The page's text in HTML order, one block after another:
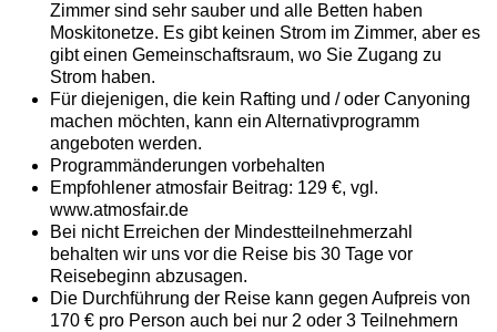
Zimmer sind sehr sauber und alle Betten haben
Moskitonetze. Es gibt keinen Strom im Zimmer, aber es
gibt einen Gemeinschaftsraum, wo Sie Zugang zu
Strom haben.
Für diejenigen, die kein Rafting und / oder Canyoning
machen möchten, kann ein Alternativprogramm
angeboten werden.
Programmänderungen vorbehalten
Empfohlener atmosfair Beitrag: 129 €, vgl.
www.atmosfair.de
Bei nicht Erreichen der Mindestteilnehmerzahl
behalten wir uns vor die Reise bis 30 Tage vor
Reisebeginn abzusagen.
Die Durchführung der Reise kann gegen Aufpreis von
170 € pro Person auch bei nur 2 oder 3 Teilnehmern